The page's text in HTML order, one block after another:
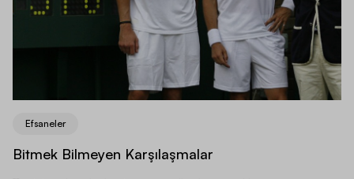
Efsaneler
Bitmek Bilmeyen Karşılaşmalar